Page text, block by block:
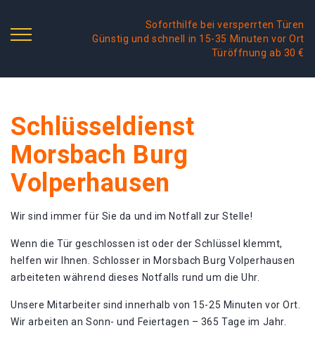
Soforthilfe bei versperrten Türen
Günstig und schnell in 15-35 Minuten vor Ort
Türöffnung ab 30 €
Schlüsseldienst
Morsbach Burg
Volperhausen
Wir sind immer für Sie da und im Notfall zur Stelle!
Wenn die Tür geschlossen ist oder der Schlüssel klemmt,
helfen wir Ihnen. Schlosser in Morsbach Burg Volperhausen
arbeiteten während dieses Notfalls rund um die Uhr.
Unsere Mitarbeiter sind innerhalb von 15-25 Minuten vor Ort.
Wir arbeiten an Sonn- und Feiertagen – 365 Tage im Jahr.